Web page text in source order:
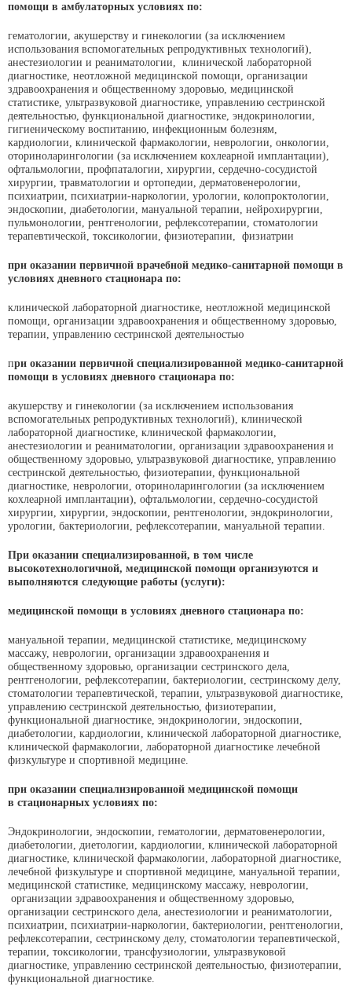
помощи в амбулаторных условиях по:
гематологии, акушерству и гинекологии (за исключением
использования вспомогательных репродуктивных технологий),
анестезиологии и реаниматологии, клинической лабораторной
диагностике, неотложной медицинской помощи, организации
здравоохранения и общественному здоровью, медицинской
статистике, ультразвуковой диагностике, управлению сестринской
деятельностью, функциональной диагностике, эндокринологии,
гигиеническому воспитанию, инфекционным болезням,
кардиологии, клинической фармакологии, неврологии, онкологии,
оториноларингологии (за исключением кохлеарной имплантации),
офтальмологии, профпаталогии, хирургии, сердечно-сосудистой
хирургии, травматологии и ортопедии, дерматовенерологии,
психиатрии, психиатрии-наркологии, урологии, колопроктологии,
эндоскопии, диабетологии, мануальной терапии, нейрохирургии,
пульмонологии, рентгенологии, рефлексотерапии, стоматологии
терапевтической, токсикологии, физиотерапии, физиатрии
при оказании первичной врачебной медико-санитарной помощи в
условиях дневного стационара по:
клинической лабораторной диагностике, неотложной медицинской
помощи, организации здравоохранения и общественному здоровью,
терапии, управлению сестринской деятельностью
при оказании первичной специализированной медико-санитарной
помощи в условиях дневного стационара по:
акушерству и гинекологии (за исключением использования
вспомогательных репродуктивных технологий), клинической
лабораторной диагностике, клинической фармакологии,
анестезиологии и реаниматологии, организации здравоохранения и
общественному здоровью, ультразвуковой диагностике, управлению
сестринской деятельностью, физиотерапии, функциональной
диагностике, неврологии, оториноларингологии (за исключением
кохлеарной имплантации), офтальмологии, сердечно-сосудистой
хирургии, хирургии, эндоскопии, рентгенологии, эндокринологии,
урологии, бактериологии, рефлексотерапии, мануальной терапии.
При оказании специализированной, в том числе
высокотехнологичной, медицинской помощи организуются и
выполняются следующие работы (услуги):
медицинской помощи в условиях дневного стационара по:
мануальной терапии, медицинской статистике, медицинскому
массажу, неврологии, организации здравоохранения и
общественному здоровью, организации сестринского дела,
рентгенологии, рефлексотерапии, бактериологии, сестринскому делу,
стоматологии терапевтической, терапии, ультразвуковой диагностике,
управлению сестринской деятельностью, физиотерапии,
функциональной диагностике, эндокринологии, эндоскопии,
диабетологии, кардиологии, клинической лабораторной диагностике,
клинической фармакологии, лабораторной диагностике лечебной
физкультуре и спортивной медицине.
при оказании специализированной медицинской помощи
в стационарных условиях по:
Эндокринологии, эндоскопии, гематологии, дерматовенерологии,
диабетологии, диетологии, кардиологии, клинической лабораторной
диагностике, клинической фармакологии, лабораторной диагностике,
лечебной физкультуре и спортивной медицине, мануальной терапии,
медицинской статистике, медицинскому массажу, неврологии,
организации здравоохранения и общественному здоровью,
организации сестринского дела, анестезиологии и реаниматологии,
психиатрии, психиатрии-наркологии, бактериологии, рентгенологии,
рефлексотерапии, сестринскому делу, стоматологии терапевтической,
терапии, токсикологии, трансфузиологии, ультразвуковой
диагностике, управлению сестринской деятельностью, физиотерапии,
функциональной диагностике.